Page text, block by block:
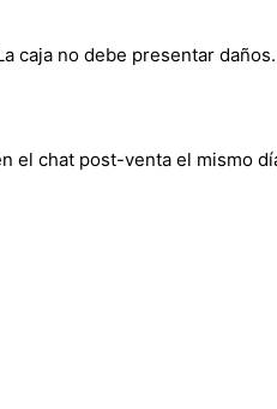
caja no debe presentar
el chat post-venta el mismo